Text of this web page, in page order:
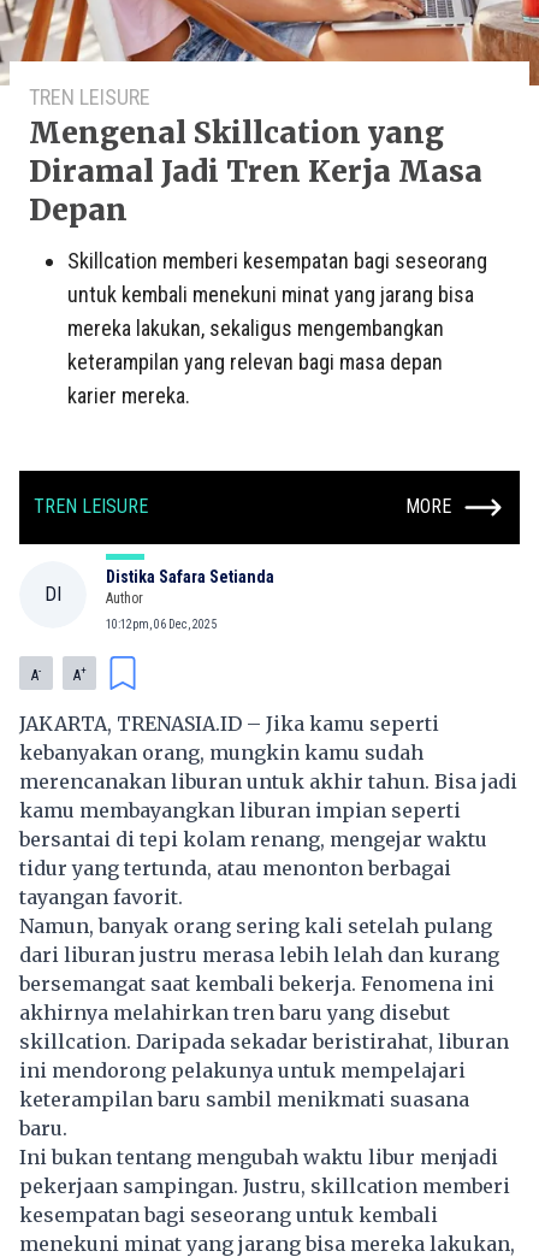
TREN LEISURE
Mengenal Skillcation yang
Diramal Jadi Tren Kerja Masa
Depan
Skillcation memberi kesempatan bagi seseorang
untuk kembali menekuni minat yang jarang bisa
mereka lakukan, sekaligus mengembangkan
keterampilan yang relevan bagi masa depan
karier mereka.
TREN LEISURE MORE
DI
Distika Safara Setianda
Author
10:12pm, 06 Dec, 2025
A- A+
JAKARTA, TRENASIA.ID – Jika kamu seperti
kebanyakan orang, mungkin kamu sudah
merencanakan liburan untuk akhir tahun. Bisa jadi
kamu membayangkan liburan impian seperti
bersantai di tepi kolam renang, mengejar waktu
tidur yang tertunda, atau menonton berbagai
tayangan favorit.
Namun, banyak orang sering kali setelah pulang
dari liburan justru merasa lebih lelah dan kurang
bersemangat saat kembali bekerja. Fenomena ini
akhirnya melahirkan tren baru yang disebut
skillcation. Daripada sekadar beristirahat, liburan
ini mendorong pelakunya untuk mempelajari
keterampilan baru sambil menikmati suasana
baru.
Ini bukan tentang mengubah waktu libur menjadi
pekerjaan sampingan. Justru, skillcation memberi
kesempatan bagi seseorang untuk kembali
menekuni minat yang jarang bisa mereka lakukan,